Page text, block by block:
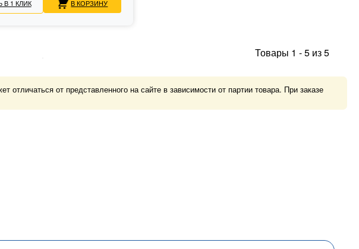
В 1 КЛИК В КОРЗИНУ
Товары 1 -5 из5
от представленного на сайте в зависимости от партии товара. При заказе